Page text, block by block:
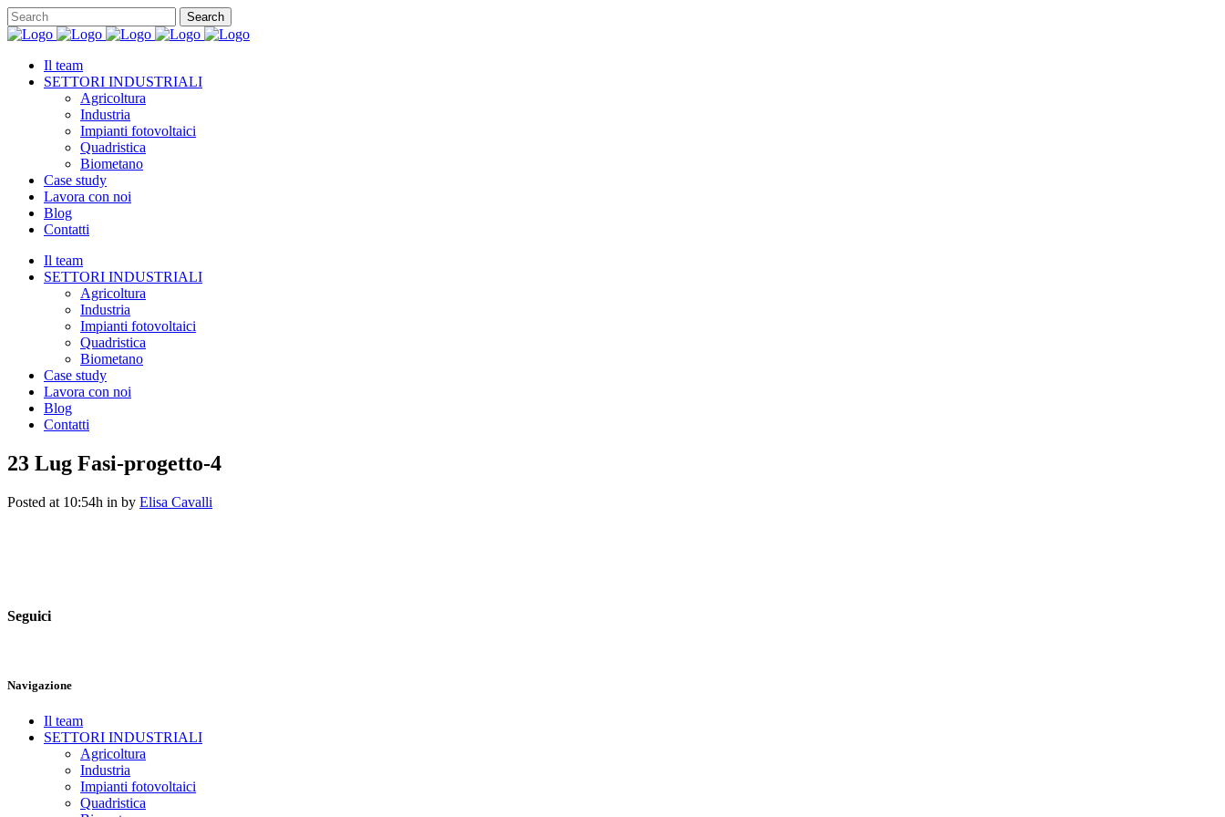
Il team
SETTORI INDUSTRIALI
Agricoltura
Industria
Impianti fotovoltaici
Quadristica
Biometano
Case study
Lavora con noi
Blog
Contatti
Il team
SETTORI INDUSTRIALI
Agricoltura
Industria
Impianti fotovoltaici
Quadristica
Biometano
Case study
Lavora con noi
Blog
Contatti
23 Lug Fasi-progetto-4
Posted at 10:54h in by Elisa Cavalli
Seguici
Navigazione
Il team
SETTORI INDUSTRIALI
Agricoltura
Industria
Impianti fotovoltaici
Quadristica